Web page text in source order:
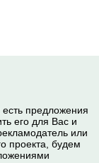
предложения
его для Вас и
или
проекта, будем